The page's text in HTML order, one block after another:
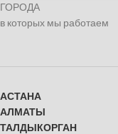
ГОРОДА
в которых мы работаем
АСТАНА
АЛМАТЫ
ТАЛДЫКОРГАН